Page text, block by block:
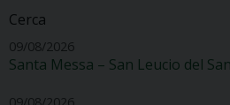
Cerca
09/08/2026
Santa Messa – San Leucio del
09/08/2026